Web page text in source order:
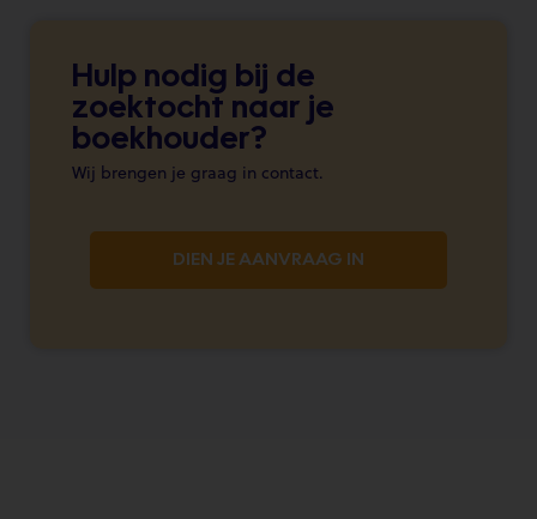
Hulp nodig bij de
zoektocht naar je
boekhouder?
Wij brengen je graag in contact.
DIEN JE AANVRAAG IN